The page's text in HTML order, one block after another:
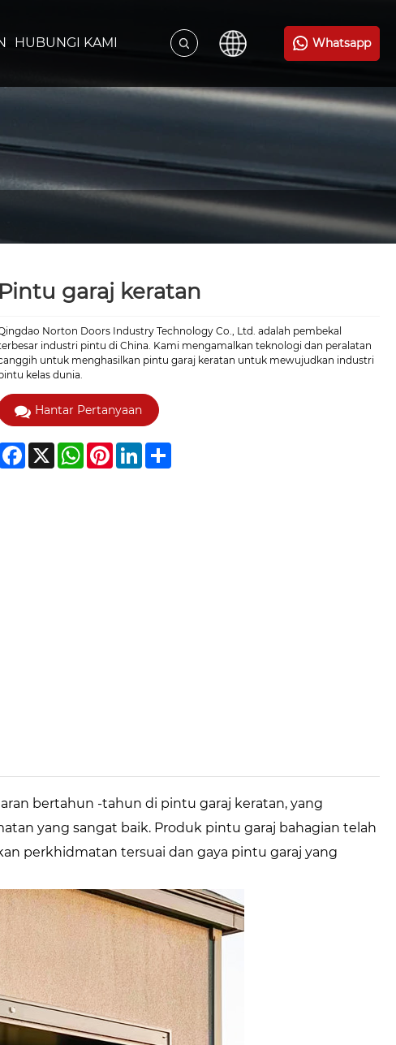
HUBUNGI KAMI Whatsapp
Pintu garaj keratan
Norton Doors Industry Technology Co., Ltd. adalah pembekal
industri pintu di China. Kami mengamalkan teknologi dan peralatan
untuk menghasilkan pintu garaj keratan untuk mewujudkan industri
kelas dunia.
Hantar Pertanyaan
Facebook
X WhatsAppPinterestLinkedInShare
bertahun -tahun di pintu garaj keratan, yang
yang sangat baik. Produk pintu garaj bahagian telah
perkhidmatan tersuai dan gaya pintu garaj yang